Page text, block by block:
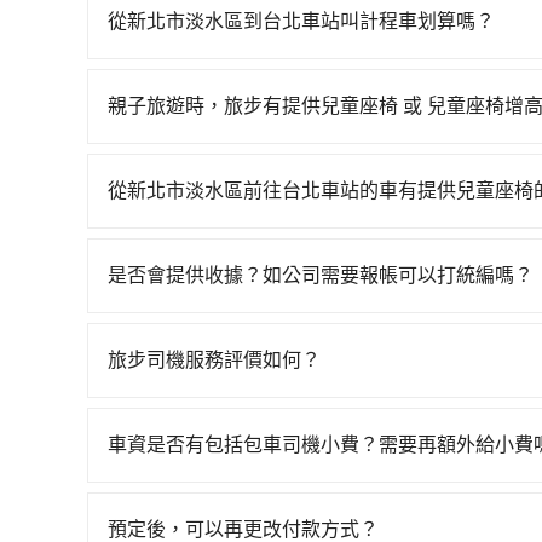
邊可隨租隨借的iRent應該是你最便宜選擇。註冊
可能的罰單都需自付。再者，和運的iRent只提供
另外，偶爾也會遇到明明已經預約了時間但上一
不便。
從新北市淡水區到台北車站叫計程車划算嗎？
到車，也可考慮打電話至新北市淡水區當地唯一
親子旅遊時，旅步有提供兒童座椅 或 兒童座椅增
寫您的需求。
從新北市淡水區前往台北車站的車有提供兒童座椅
全帶，則需使用嬰兒/兒童座椅或輔以增高墊。如
是否會提供收據？如公司需要報帳可以打統編嗎？
付款前可以輸入公司的抬頭與統編，可向國稅局
旅步司機服務評價如何？
程更加順暢和舒適。」
車資是否有包括包車司機小費？需要再額外給小費
給予司機小費。
預定後，可以再更改付款方式？